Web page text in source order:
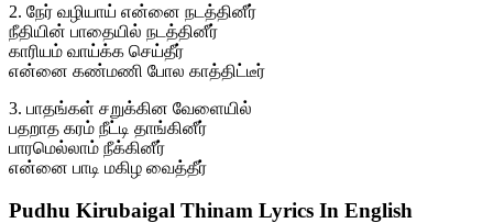
2. நேர் வழியாய் என்னை நடத்தினீர்
நீதியின் பாதையில் நடத்தினீர்
காரியம் வாய்க்க செய்தீர்
என்னை கண்மணி போல காத்திட்டீர்
3. பாதங்கள் சறுக்கின வேளையில்
பதறாத கரம் நீட்டி தாங்கினீர்
பாரமெல்லாம் நீக்கினீர்
என்னை பாடி மகிழ வைத்தீர்
Pudhu Kirubaigal Thinam Lyrics In English